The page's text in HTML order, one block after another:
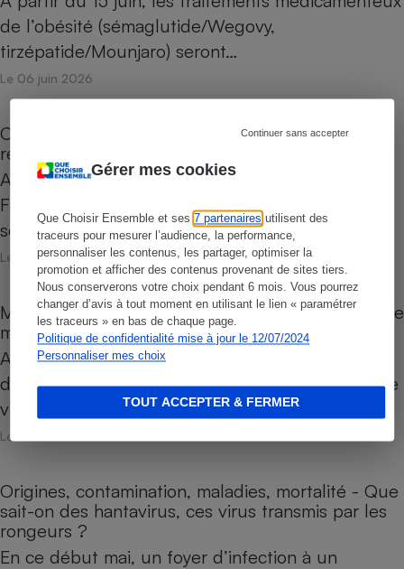
Gérer mes cookies
Que Choisir Ensemble et ses7 partenaires utilisent des
traceurs pour mesurer l’audience, la performance,
personnaliser les contenus, les partager, optimiser la
promotion et afficher des contenus provenant de sites tiers.
Nous conserverons votre choix pendant 6 mois. Vous pourrez
changer d’avis à tout moment en utilisant le lien « paramétrer
les traceurs » en bas de chaque page.
Politique de confidentialité mise à jour le 12/07/2024
Personnaliser mes choix
Continuer sans accepter
TOUT ACCEPTER & FERMER
de l’obésité (sémaglutide/Wegovy,
tirzépatide/Mounjaro) seront…
Le 06 juin 2026
Canicule précoce - Quand le gouvernement
retarde une campagne de prévention
Alors qu’une vague de chaleur s’abattait sur la
France, Santé publique France n’a pas déployé
son dispositif de…
Le 03 juin 2026
Matériel médical d'occasion - Pourquoi la seconde
main peine à séduire
Acheter un fauteuil roulant ou un lit médicalisé
deux fois moins cher, en lui donnant une seconde
vie, l'idée est…
Le 26 mai 2026
Origines, contamination, maladies, mortalité - Que
sait-on des hantavirus, ces virus transmis par les
rongeurs ?
En ce début mai, un foyer d’infection à un